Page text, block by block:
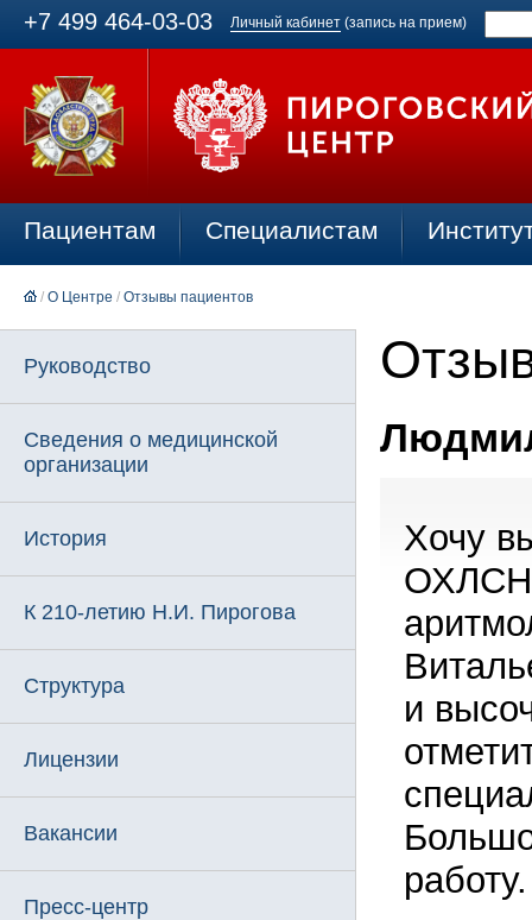
+7 499 464-03-03 Личный кабинет (запись на прием)
Пациентам Специалистам
/ О Центре / Отзывы пациентов
Руководство
Сведения о медицинской
организации
История
К 210-летию Н.И. Пирогова
Структура
Лицензии
Вакансии
Пресс-центр
Хочу
и